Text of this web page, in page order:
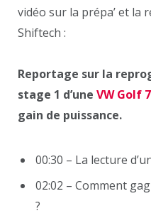
vidéo sur la prépa’ et
Shiftech :
Reportage sur la
stage 1 d’une VW Golf
gain de puissance.
00:30 – La lecture
02:02 – Comment
?